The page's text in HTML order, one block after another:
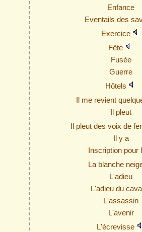
Enfance
Eventails des
Exercice
Fête
Fusée
Guerre
Hôtels
Il me revient
Il pleut
Il pleut des voix de
Il y a
Inscription pour
La blanche
L'adieu
L'adieu du
L'assassin
L'avenir
L'écrevisse